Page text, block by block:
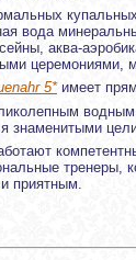
вода
аква-
церемониями,
5*имеет
знаменитыми
тренеры,
приятным.